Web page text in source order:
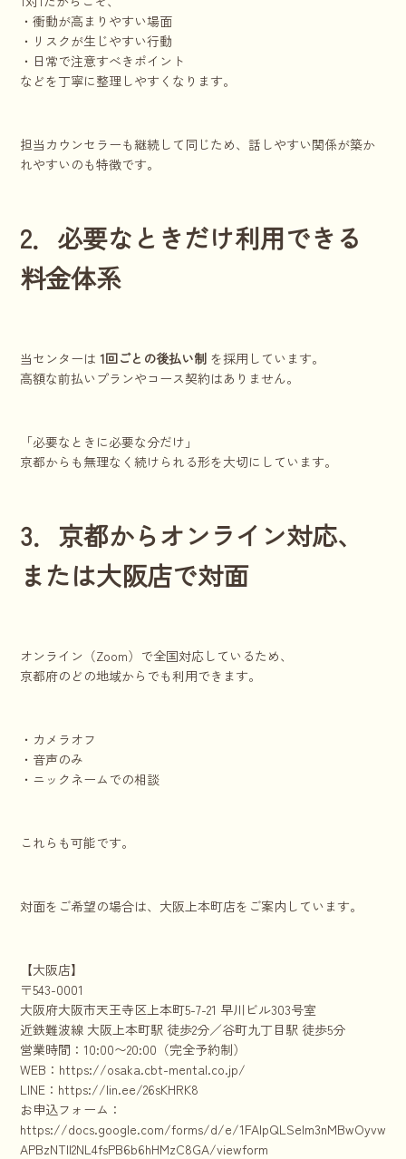
・衝動が高まりやすい場面
・リスクが生じやすい行動
・日常で注意すべきポイント
などを丁寧に整理しやすくなります。
担当カウンセラーも継続して同じため、話しやすい関係が築か
れやすいのも特徴です。
2．必要なときだけ利用できる
料金体系
当センターは1回ごとの後払い制 を採用しています。
高額な前払いプランやコース契約はありません。
「必要なときに必要な分だけ」
京都からも無理なく続けられる形を大切にしています。
3．京都からオンライン対応、
または大阪店で対面
オンライン（Zoom）で全国対応しているため、
京都府のどの地域からでも利用できます。
・カメラオフ
・音声のみ
・ニックネームでの相談
これらも可能です。
対面をご希望の場合は、大阪上本町店をご案内しています。
【大阪店】
〒543-0001
大阪府大阪市天王寺区上本町5-7-21 早川ビル303号室
近鉄難波線 大阪上本町駅 徒歩2分／谷町九丁目駅 徒歩5分
営業時間：10:00〜20:00（完全予約制）
WEB： https://osaka.cbt-mental.co.jp/
LINE： https://lin.ee/26sKHRK8
お申込フォーム：
https://docs.google.com/forms/d/e/
APBzNTll2NL4fsPB6b6hHMzC8GA/viewform